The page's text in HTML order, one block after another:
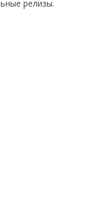
релизы.